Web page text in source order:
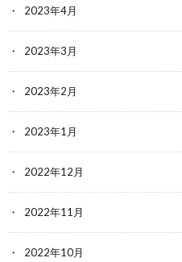
2023年4月
2023年3月
2023年2月
2023年1月
2022年12月
2022年11月
2022年10月